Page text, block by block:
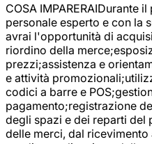
COSA IMPARERAIDurante
personale esperto e con la
avrai l'opportunità di
riordino della
prezzi;assistenza e
e attività
codici a barre e
pagamento;registrazione
degli spazi e dei reparti del
delle merci, dal